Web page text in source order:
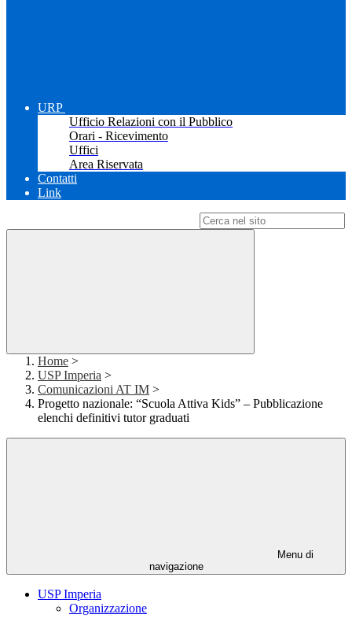
URP
Ufficio Relazioni con il Pubblico
Orari - Ricevimento
Uffici
Area Riservata
Contatti
Link
Home >
USP Imperia >
Comunicazioni AT IM >
Progetto nazionale: “Scuola Attiva Kids” – Pubblicazione
elenchi definitivi tutor graduati
Menu di
navigazione
USP Imperia
Organizzazione